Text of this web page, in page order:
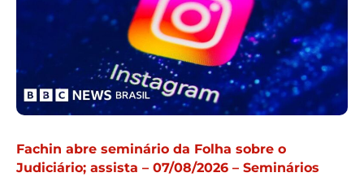
Fachin abre seminário da Folha sobre o
Judiciário; assista – 07/08/2026 – Seminários